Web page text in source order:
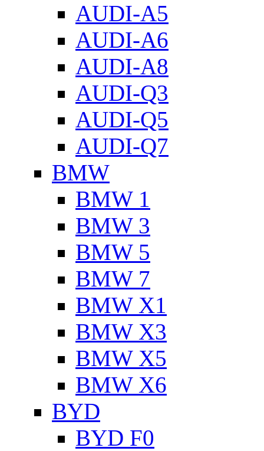
AUDI-A5
AUDI-A6
AUDI-A8
AUDI-Q3
AUDI-Q5
AUDI-Q7
BMW
BMW 1
BMW 3
BMW 5
BMW 7
BMW X1
BMW X3
BMW X5
BMW X6
BYD
BYD F0